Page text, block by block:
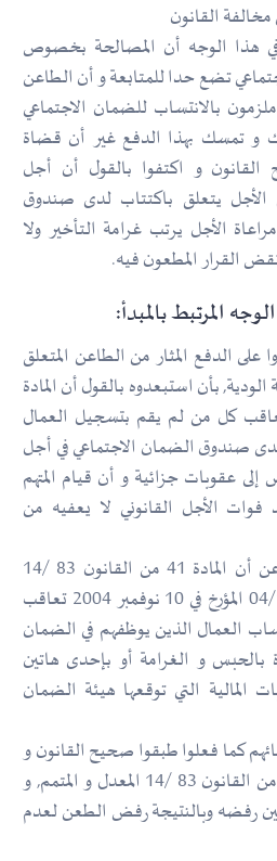
القانون
هذا الوجه أن المصالحة بخصوص
تضع حدا للمتابعة و أن الطاعن
بالانتساب للضمان الاجتماعي
و تمسك بهذا الدفع غير أن قضاة
و اكتفوا بالقول أن أجل
أيام لكن الأجل يتعلق باكتتاب لدى صندوق
الأجل يرتب غرامة التأخير ولا
القرار المطعون فيه.
المرتبط بالمبدأ:
الدفع المثار من الطاعن المتعلق
بأن استبعدوه بالقول أن المادة
القانون 83 /14 تعاقب كل من لم يقم بتسجيل العمال
صندوق الضمان الاجتماعي في أجل
إلى عقوبات جزائية و أن قيام المتهم
الأجل القانوني لا يعفيه من
حيث أنه ينبغي تذكير الطاعن أن المادة 41 من القانون 83 /14
المعدل و المتمم بالقانون 04/17 المؤرخ في 10 نوفمبر 2004 تعاقب
العمال الذين يوظفهم في الضمان
بالحبس و الغرامة أو بإحدى هاتين
المالية التي توقعها هيئة الضمان
كما فعلوا طبقوا صحيح القانون و
لم يخالفوا أحكام المادة 41 من القانون 83 /14 المعدل و المتمم, و
رفضه وبالنتيجة رفض الطعن لعدم